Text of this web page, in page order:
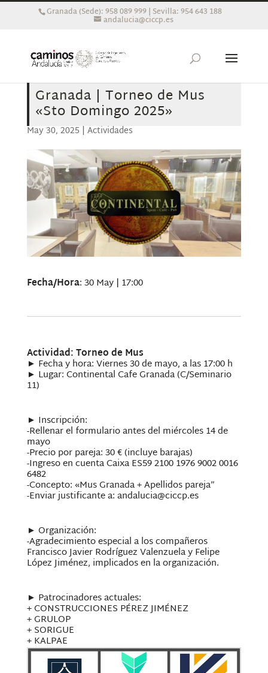
Granada (Sede): 958 089 999 | Sevilla: 954 643 188
andalucia@ciccp.es
Granada | Torneo de Mus
«Sto Domingo 2025»
May 30, 2025 | Actividades
Fecha/Hora: 30 May | 17:00
Actividad: Torneo de Mus
► Fecha y hora: Viernes 30 de mayo, a las 17:00 h
► Lugar: Continental Cafe Granada (C/Seminario
11)
► Inscripción:
-Rellenar el formulario antes del miércoles 14 de
mayo
-Precio por pareja: 30 € (incluye barajas)
-Ingreso en cuenta Caixa ES59 2100 1976 9002 0016
6482
-Concepto: «Mus Granada + Apellidos pareja”
-Enviar justificante a: andalucia@ciccp.es
► Organización:
-Agradecimiento especial a los compañeros
Francisco Javier Rodríguez Valenzuela y Felipe
López Jiménez, implicados en la organización.
► Patrocinadores actuales:
+ CONSTRUCCIONES PÉREZ JIMÉNEZ
+ GRULOP
+ SORIGUE
+ KALPAE